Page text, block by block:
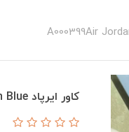
کاور ایرپاد A000399Air Jordan Blue